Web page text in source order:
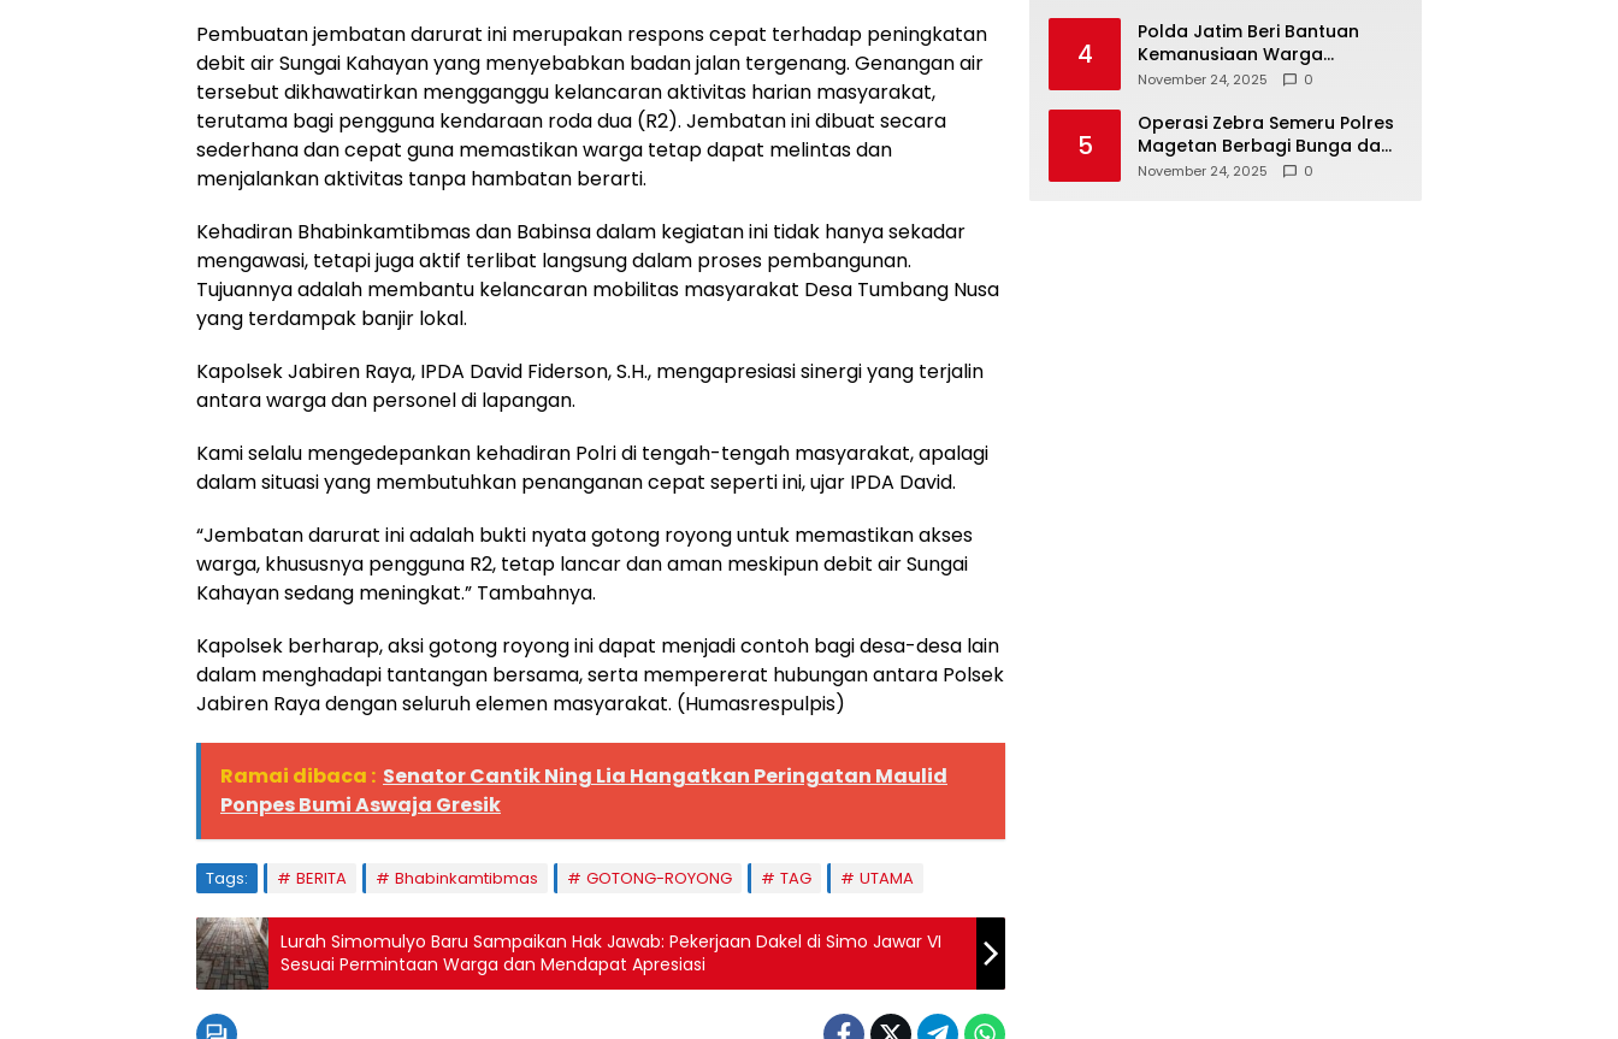
Pembuatan jembatan darurat ini merupakan respons cepat terhadap peningkatan
debit air Sungai Kahayan yang menyebabkan badan jalan tergenang. Genangan air
tersebut dikhawatirkan mengganggu kelancaran aktivitas harian masyarakat,
terutama bagi pengguna kendaraan roda dua (R2). Jembatan ini dibuat secara
sederhana dan cepat guna memastikan warga tetap dapat melintas dan
menjalankan aktivitas tanpa hambatan berarti.
Kehadiran Bhabinkamtibmas dan Babinsa dalam kegiatan ini tidak hanya sekadar
mengawasi, tetapi juga aktif terlibat langsung dalam proses pembangunan.
Tujuannya adalah membantu kelancaran mobilitas masyarakat Desa Tumbang Nusa
yang terdampak banjir lokal.
Kapolsek Jabiren Raya, IPDA David Fiderson, S.H., mengapresiasi sinergi yang terjalin
antara warga dan personel di lapangan.
Kami selalu mengedepankan kehadiran Polri di tengah-tengah masyarakat, apalagi
dalam situasi yang membutuhkan penanganan cepat seperti ini, ujar IPDA David.
“Jembatan darurat ini adalah bukti nyata gotong royong untuk memastikan akses
warga, khususnya pengguna R2, tetap lancar dan aman meskipun debit air Sungai
Kahayan sedang meningkat.” Tambahnya.
Kapolsek berharap, aksi gotong royong ini dapat menjadi contoh bagi desa-desa lain
dalam menghadapi tantangan bersama, serta mempererat hubungan antara Polsek
Jabiren Raya dengan seluruh elemen masyarakat. (Humasrespulpis)
Ramai dibaca : Senator Cantik Ning Lia Hangatkan Peringatan Maulid
Ponpes Bumi Aswaja Gresik
Tags: BERITA Bhabinkamtibmas GOTONG-ROYONG TAG UTAMA
Lurah Simomulyo Baru Sampaikan Hak Jawab: Pekerjaan Dakel di Simo Jawar VI
Sesuai Permintaan Warga dan Mendapat Apresiasi
4
Polda Jatim Beri Bantuan
Kemanusiaan Warga
Terdampak Erupsi Gunung
November 24, 2025 0
5
Operasi Zebra Semeru Polres
Magetan Berbagi Bunga dan
Coklat Ajak Warga Tertib
November 24, 2025 0